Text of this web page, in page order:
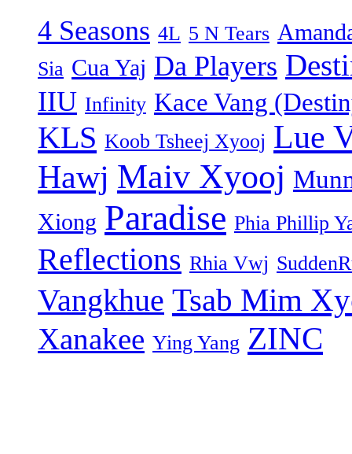
4 Seasons 4L 5 N Tears
Sia Cua Yaj Da Players
IIU Infinity Kace Vang
KLS Koob Tsheej Xyooj Lue
Hawj Maiv Xyooj
Xiong Paradise Phia Phillip
Reflections Rhia Vwj
Vangkhue Tsab Mim
Xanakee Ying Yang ZINC